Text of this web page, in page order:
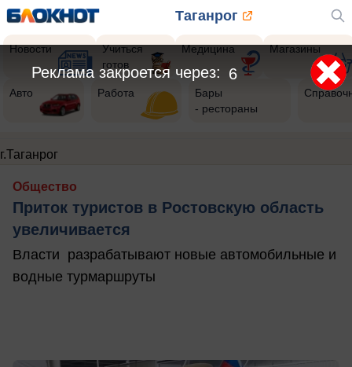
Таганрог
Новости
Учиться
готов
Медицина Магазины
Авто Работа
Бары
- рестораны
г.Таганрог
Общество
Приток туристов в Ростовскую область
увеличивается
Власти разрабатывают новые автомобильные и
водные турмаршруты
4
Реклама закроется через: